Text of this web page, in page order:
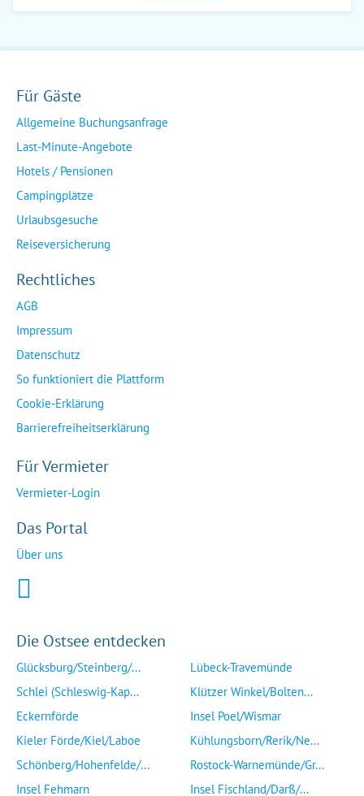
Für Gäste
Allgemeine Buchungsanfrage
Last-Minute-Angebote
Hotels / Pensionen
Campingplätze
Urlaubsgesuche
Reiseversicherung
Rechtliches
AGB
Impressum
Datenschutz
So funktioniert die Plattform
Cookie-Erklärung
Barrierefreiheitserklärung
Für Vermieter
Vermieter-Login
Das Portal
Über uns
Die Ostsee entdecken
Glücksburg/Steinberg/...
Schlei (Schleswig-Kap...
Eckernförde
Kieler Förde/Kiel/Laboe
Schönberg/Hohenfelde/...
Insel Fehmarn
Lübeck-Travemünde
Klützer Winkel/Bolten...
Insel Poel/Wismar
Kühlungsborn/Rerik/Ne...
Rostock-Warnemünde/Gr...
Insel Fischland/Darß/...